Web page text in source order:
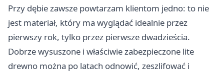
Przy dębie zawsze powtarzam klientom jedno: to nie
jest materiał, który ma wyglądać idealnie przez
pierwszy rok, tylko przez pierwsze dwadzieścia.
Dobrze wysuszone i właściwie zabezpieczone lite
drewno można po latach odnowić, zeszlifować i